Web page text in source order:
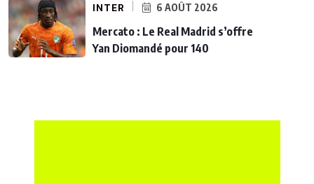
INTER 6 AOÛT 2026
Mercato : Le Real Madrid s’offre
Yan Diomandé pour 140